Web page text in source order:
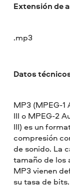
Extensión de
.mp3
Datos
MP3 (MPEG-1
III o MPEG-2
III) es un
compresión
de sonido. La
tamaño de los
MP3 vienen
su tasa de